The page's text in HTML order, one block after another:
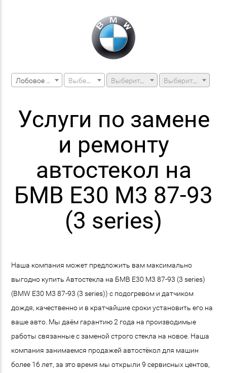
Выберите модель машины Выберите модификацию
Услуги по замене
и ремонту
автостекол на
БМВ E30 M3 87-93
(3 series)
Наша компания может предложить вам максимально
выгодно купить Автостекла на БМВ E30 M3 87-93 (3 series)
(BMW E30 M3 87-93 (3 series)) с подогревом и датчиком
дождя, качественно и в кратчайшие сроки установить его на
ваше авто. Мы даём гарантию 2 года на производимые
работы связанные с заменой строго стекла на новое. Наша
компания занимаемся продажей автостёкол для машин
более 16 лет, за это время мы открыли 9 сервисных центов,